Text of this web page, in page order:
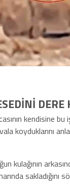
kendisine
koyduklarını
kulağının
sakladığını